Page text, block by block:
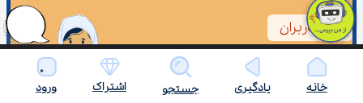
نظر کاربران
نظر شما چیست؟
خانه یادگیری جستجو اشتراک ورود